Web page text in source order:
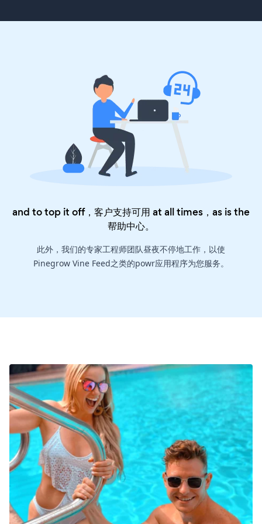
and to top it off，客户支持可用 at all times，as is the
帮助中心。
此外，我们的专家工程师团队昼夜不停地工作，以使
Pinegrow Vine Feed之类的powr应用程序为您服务。